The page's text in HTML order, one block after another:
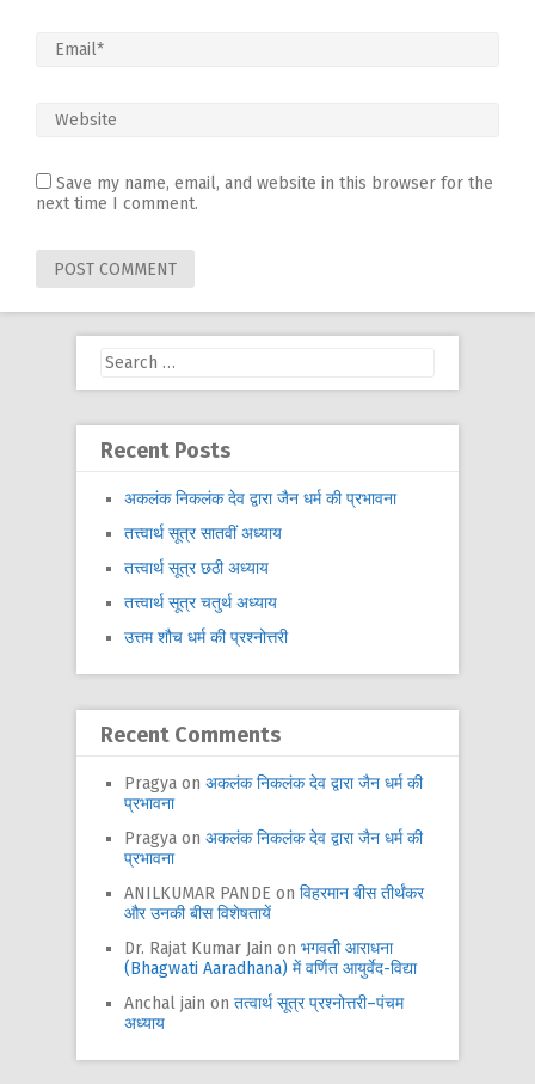
Save my name, email, and website in this browser for the
next time I comment.
Search
Recent Posts
अकलंक निकलंक देव द्वारा जैन धर्म की प्रभावना
तत्त्वार्थ सूत्र सातवीं अध्याय
तत्त्वार्थ सूत्र छठी अध्याय
तत्त्वार्थ सूत्र चतुर्थ अध्याय
उत्तम शौच धर्म की प्रश्नोत्तरी
Recent Comments
Pragya on अकलंक निकलंक देव द्वारा जैन धर्म की
प्रभावना
Pragya on अकलंक निकलंक देव द्वारा जैन धर्म की
प्रभावना
ANILKUMAR PANDE on विहरमान बीस तीर्थंकर
और उनकी बीस विशेषतायें
Dr. Rajat Kumar Jain on भगवती आराधना
(Bhagwati Aaradhana) में वर्णित आयुर्वेद-विद्या
Anchal jain on तत्वार्थ सूत्र प्रश्नोत्तरी–पंचम
अध्याय